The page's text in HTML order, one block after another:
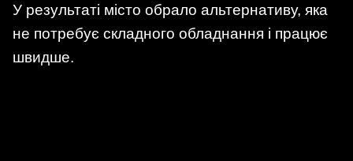
У результаті місто обрало альтернативу, яка
не потребує складного обладнання і працює
швидше.